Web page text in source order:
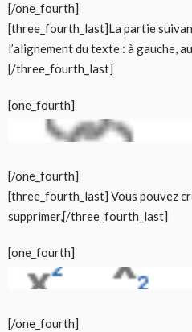
[/one_fourth]
[three_fourth_last]La partie
l’alignement du texte : à gauche,
[/three_fourth_last]
[one_fourth]
[/one_fourth]
[three_fourth_last] Vous pouvez
supprimer,[/three_fourth_last]
[one_fourth]
[/one_fourth]